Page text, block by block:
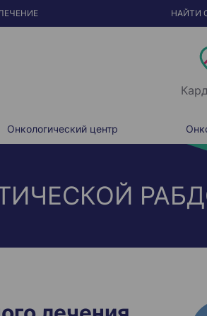
НАЙТИ
Онкологический центр